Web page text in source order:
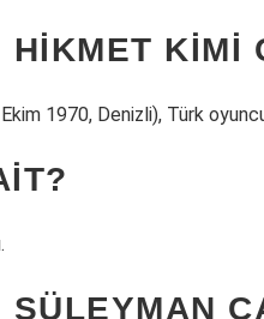
KIMI
1970, Denizli), Türk